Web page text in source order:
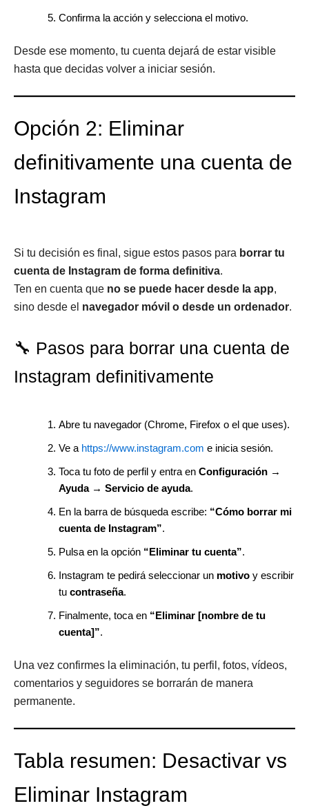
Confirma la acción y selecciona el motivo.
Desde ese momento, tu cuenta dejará de estar visible
hasta que decidas volver a iniciar sesión.
Opción 2: Eliminar
definitivamente una cuenta de
Instagram
Si tu decisión es final, sigue estos pasos para borrar tu
cuenta de Instagram de forma definitiva.
Ten en cuenta que no se puede hacer desde la app,
sino desde el navegador móvil o desde un ordenador.
🔧 Pasos para borrar una cuenta de
Instagram definitivamente
Abre tu navegador (Chrome, Firefox o el que uses).
Ve a https://www.instagram.com e inicia sesión.
Toca tu foto de perfil y entra en Configuración →
Ayuda → Servicio de ayuda.
En la barra de búsqueda escribe: “Cómo borrar mi
cuenta de Instagram”.
Pulsa en la opción “Eliminar tu cuenta”.
Instagram te pedirá seleccionar un motivo y escribir
tu contraseña.
Finalmente, toca en “Eliminar [nombre de tu
cuenta]”.
Una vez confirmes la eliminación, tu perfil, fotos, vídeos,
comentarios y seguidores se borrarán de manera
permanente.
Tabla resumen: Desactivar vs
Eliminar Instagram